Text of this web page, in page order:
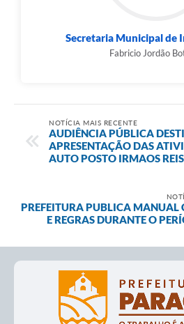
Secretaria Municipal de
Fabricio Jordão
NOTÍCIA MAIS RECENTE
AUDIÊNCIA PÚBLICA
APRESENTAÇÃO DAS
AUTO POSTO IRMAOS
PREFEITURA PUBLICA MANUAL
E REGRAS DURANTE O